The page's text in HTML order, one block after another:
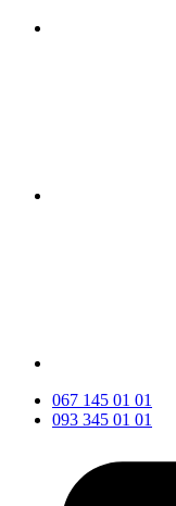
067 145 01 01
093 345 01 01